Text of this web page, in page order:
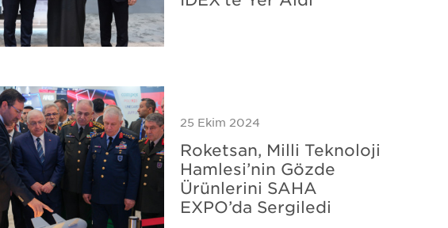
25 Ekim 2024
Roketsan, Milli Teknoloji
Hamlesi’nin Gözde
Ürünlerini SAHA
EXPO’da Sergiledi